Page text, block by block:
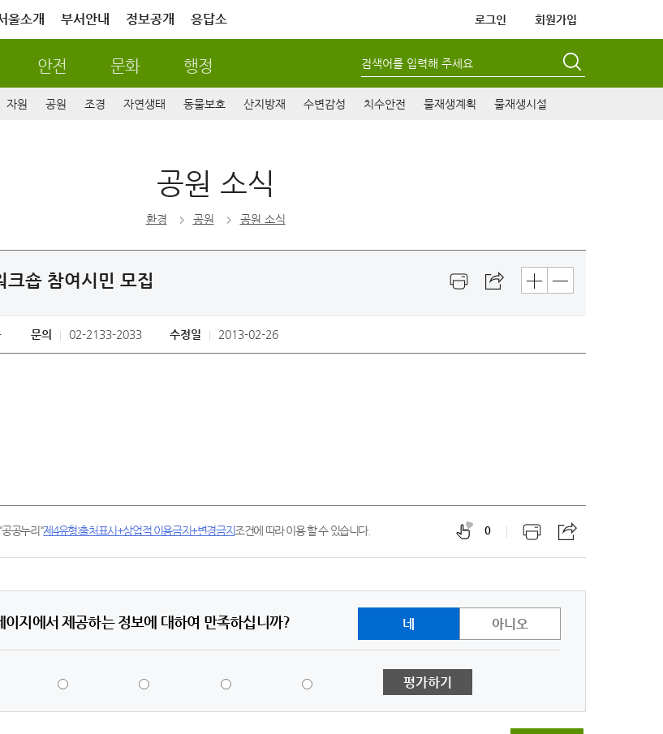
울소개 부서안내 정보공개 응답소 로그인 회원가입
안전 문화 행정 검색어를 입력해 주세요
자원 공원 조경 자연생태 동물보호 산지방재 수변감성 치수안전 물재생계획 물재생시설
공원 소식
환경 공원 공원 소식
크숍 참여시민 모집
문의 02-2133-2033 수정일 2013-02-26
0
공누리"제4유형:출처표시+상업적 이용금지+변경금지조건에 따라 이용 할 수 있습니다.
이지에서 제공하는 정보에 대하여 만족하십니까? 네 아니오
평가하기